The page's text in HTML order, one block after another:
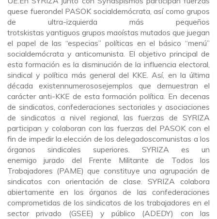
quese fuerondel PASOK socialdemócrata, así como grupos
de ultra-izquierda más pequeños
trotskistas yantiguos grupos maoístas mutados que juegan
el papel de las “especias” políticas en el básico “menú”
socialdemócrata y anticomunista. El objetivo principal de
esta formación es la disminución de la influencia electoral,
sindical y política más general del KKE. Así, en la última
década existennumerososejemplos que demuestran el
carácter anti-KKE de esta formación política. En decenas
de sindicatos, confederaciones sectoriales y asociaciones
de sindicatos a nivel regional, las fuerzas de SYRIZA
participan y colaboran con las fuerzas del PASOK con el
fin de impedir la elección de los delegadoscomunistas a los
órganos sindicales superiores. SYRIZA es un
enemigo jurado del Frente Militante de Todos los
Trabajadores (PAME) que constituye una agrupación de
sindicatos con orientación de clase. SYRIZA colabora
abiertamente en los órganos de las confederaciones
comprometidas de los sindicatos de los trabajadores en el
sector privado (GSEE) y público (ADEDY) con las